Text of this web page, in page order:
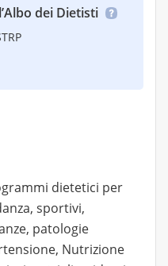
dei Dietisti
dietetici per
sportivi,
patologie
Nutrizione